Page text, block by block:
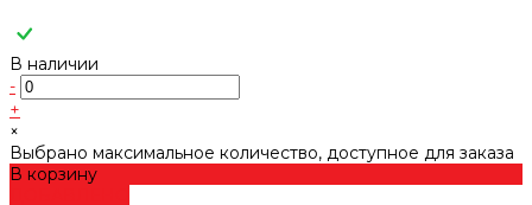
В наличии
-
+
×
Выбрано максимальное количество, доступное для заказа
В корзину